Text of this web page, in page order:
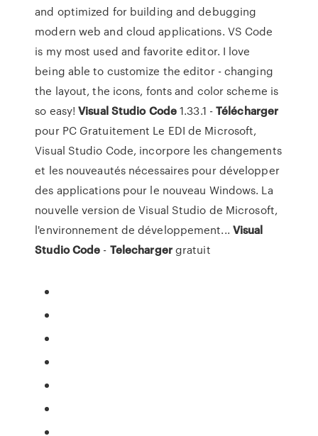
and optimized for building and debugging
modern web and cloud applications. VS Code
is my most used and favorite editor. I love
being able to customize the editor - changing
the layout, the icons, fonts and color scheme is
so easy!Visual Studio Code1.33.1 -Télécharger
pour PC Gratuitement Le EDI de Microsoft,
Visual Studio Code, incorpore les changements
et les nouveautés nécessaires pour développer
des applications pour le nouveau Windows. La
nouvelle version de Visual Studio de Microsoft,
l'environnement de développement... Visual
StudioCode - Telechargergratuit